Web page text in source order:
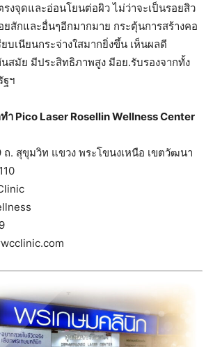
งจุดและอ่อนโยนต่อผิว ไม่ว่าจะเป็นรอยสิว
ยสักและอื่นๆอีกมากมาย กระตุ้นการสร้างคอ
บเนียนกระจ่างใสมากยิ่งขึ้น เห็นผลดี
สมัย มีประสิทธิภาพสูง มีอย.รับรองจากทั้ง
ฐฯ
ำ Pico Laser Rosellin Wellness Center
ถ. สุขุมวิท แขวง พระโขนงเหนือ เขตวัฒนา